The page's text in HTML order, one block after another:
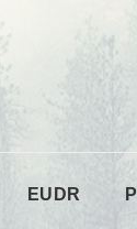
EUDR